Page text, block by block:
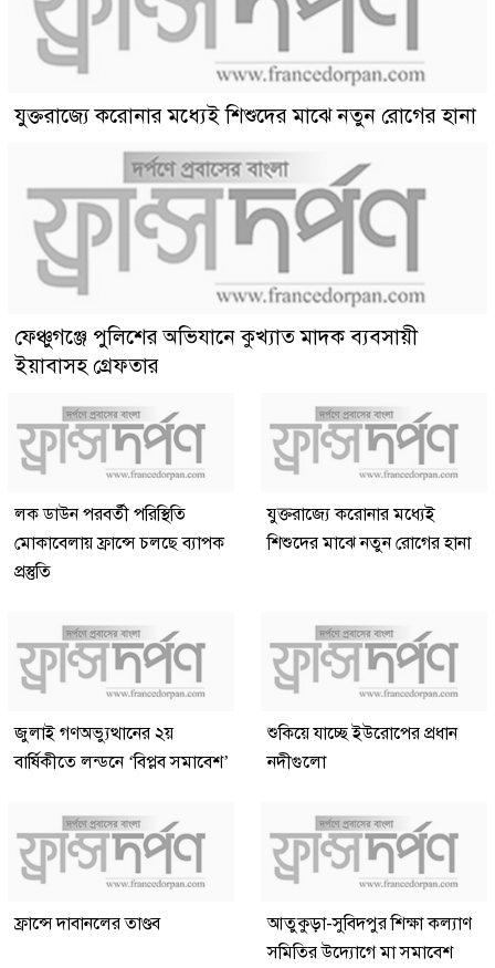
যুক্তরাজ্যে করোনার মধ্যেই শিশুদের মাঝে নতুন রোগের হানা
ফেঞ্চুগঞ্জে পুলিশের অভিযানে কুখ্যাত মাদক ব্যবসায়ী
ইয়াবাসহ গ্রেফতার
লক ডাউন পরবর্তী পরিস্থিতি
মোকাবেলায় ফ্রান্সে চলছে ব্যাপক
প্রস্তুতি
যুক্তরাজ্যে করোনার মধ্যেই
শিশুদের মাঝে নতুন রোগের হানা
জুলাই গণঅভ্যুত্থানের ২য়
বার্ষিকীতে লন্ডনে ‘বিপ্লব সমাবেশ’
শুকিয়ে যাচ্ছে ইউরোপের প্রধান
নদীগুলো
ফ্রান্সে দাবানলের তাণ্ডব
আতুকুড়া-সুবিদপুর শিক্ষা কল্যাণ
সমিতির উদ্যোগে মা সমাবেশ